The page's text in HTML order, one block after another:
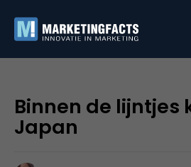
Binnen de lijntjes
Japan